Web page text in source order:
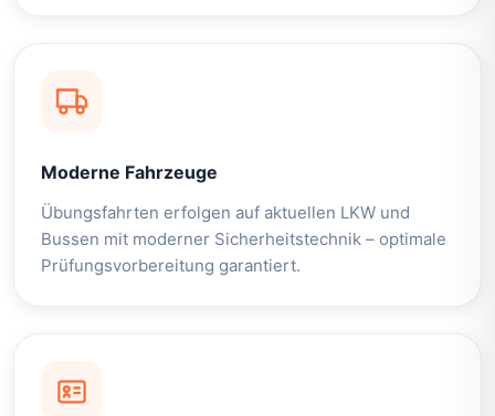
Moderne Fahrzeuge
Übungsfahrten erfolgen auf aktuellen LKW und
Bussen mit moderner Sicherheitstechnik – optimale
Prüfungsvorbereitung garantiert.